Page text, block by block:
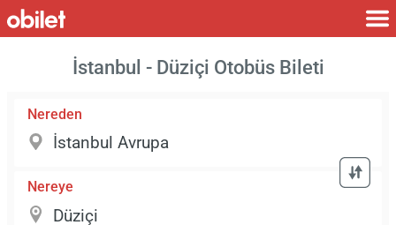
İstanbul - Düziçi Otobüs Bileti
Nereden
Nereye